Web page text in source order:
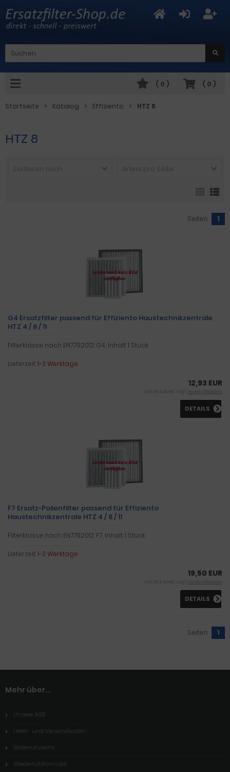
( 0 )
( 0 )
Startseite Katalog Effiziento HTZ 8
HTZ 8
Sortieren nach ... Artikel pro Seite
Seiten: 1
G4 Ersatzfilter passend für Effiziento Haustechnikzentrale
HTZ 4 / 8 / 11
Filterklasse nach EN779:2012: G4, Inhalt: 1 Stück
Lieferzeit:1-3 Werktage
12,93 EUR
inkl. 19 % MwSt. zzgl. Versandkosten
DETAILS
F7 Ersatz-Pollenfilter passend für Effiziento
Haustechnikzentrale HTZ 4 / 8 / 11
Filterklasse nach EN779:2012: F7, Inhalt: 1 Stück
Lieferzeit:1-3 Werktage
19,50 EUR
inkl. 19 % MwSt. zzgl. Versandkosten
DETAILS
Seiten: 1
Mehr über...
Unsere AGB
Liefer- und Versandkosten
Widerrufsrecht
Wiederrufsformular